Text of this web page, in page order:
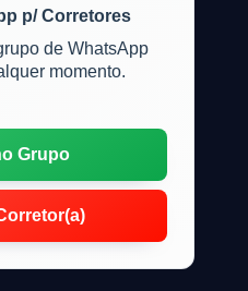
p/ Corretores
de WhatsApp
momento.
Grupo